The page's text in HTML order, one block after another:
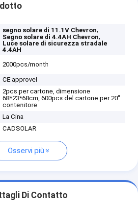
segno solare di 11.1V Chevron,
Segno solare di 4.4AH Chevron,
Luce solare di sicurezza stradale
4.4AH
2000pcs/month
CE approvel
2pcs per cartone, dimensione
68*23*68cm, 600pcs del cartone per 20"
contenitore
La Cina
CADSOLAR
Osservi più
Di Contatto